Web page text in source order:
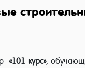
«101 курс»,